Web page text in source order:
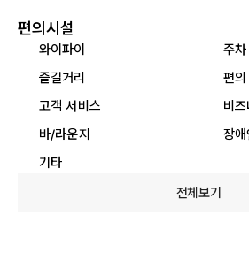
편의시설
와이파이
주차
즐길거리
편
고객 서비스
비
바/라운지
장
기타
전체보기